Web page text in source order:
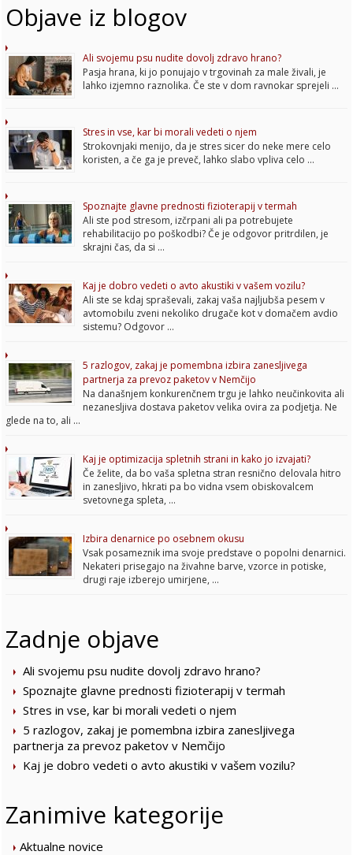
Objave iz blogov
Ali svojemu psu nudite dovolj zdravo hrano?
Pasja hrana, ki jo ponujajo v trgovinah za male živali, je
lahko izjemno raznolika. Če ste v dom ravnokar sprejeli …
Stres in vse, kar bi morali vedeti o njem
Strokovnjaki menijo, da je stres sicer do neke mere celo
koristen, a če ga je preveč, lahko slabo vpliva celo …
Spoznajte glavne prednosti fizioterapij v termah
Ali ste pod stresom, izčrpani ali pa potrebujete
rehabilitacijo po poškodbi? Če je odgovor pritrdilen, je
skrajni čas, da si …
Kaj je dobro vedeti o avto akustiki v vašem vozilu?
Ali ste se kdaj spraševali, zakaj vaša najljubša pesem v
avtomobilu zveni nekoliko drugače kot v domačem avdio
sistemu? Odgovor …
5 razlogov, zakaj je pomembna izbira zanesljivega
partnerja za prevoz paketov v Nemčijo
Na današnjem konkurenčnem trgu je lahko neučinkovita ali
nezanesljiva dostava paketov velika ovira za podjetja. Ne
glede na to, ali …
Kaj je optimizacija spletnih strani in kako jo izvajati?
Če želite, da bo vaša spletna stran resnično delovala hitro
in zanesljivo, hkrati pa bo vidna vsem obiskovalcem
svetovnega spleta, …
Izbira denarnice po osebnem okusu
Vsak posameznik ima svoje predstave o popolni denarnici.
Nekateri prisegajo na živahne barve, vzorce in potiske,
drugi raje izberejo umirjene, …
Zadnje objave
Ali svojemu psu nudite dovolj zdravo hrano?
Spoznajte glavne prednosti fizioterapij v termah
Stres in vse, kar bi morali vedeti o njem
5 razlogov, zakaj je pomembna izbira zanesljivega
partnerja za prevoz paketov v Nemčijo
Kaj je dobro vedeti o avto akustiki v vašem vozilu?
Zanimive kategorije
Aktualne novice